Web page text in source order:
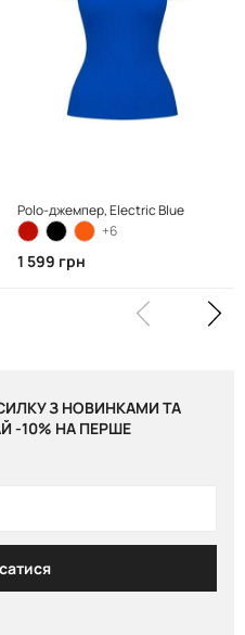
Polo-джемпер, Electric Blue
+6
1 599 грн
З НОВИНКАМИ ТА
-10% НА ПЕРШЕ